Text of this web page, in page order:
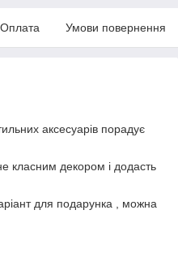
Оплата Умови повернення
аксесуарів порадує
класним декором і додасть
для подарунка , можна